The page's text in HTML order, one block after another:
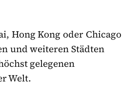
Hong Kong oder Chicago
und weiteren Städten
gelegenen
Welt.